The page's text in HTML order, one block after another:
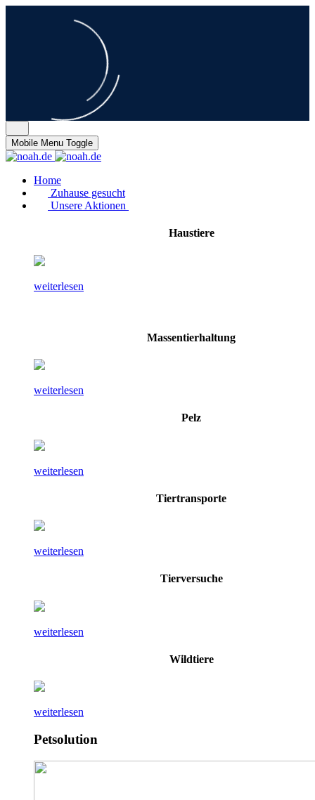
Mobile Menu Toggle
Home
Zuhause gesucht
Unsere Aktionen
Haustiere
weiterlesen
Massentierhaltung
weiterlesen
Pelz
weiterlesen
Tiertransporte
weiterlesen
Tierversuche
weiterlesen
Wildtiere
weiterlesen
Petsolution